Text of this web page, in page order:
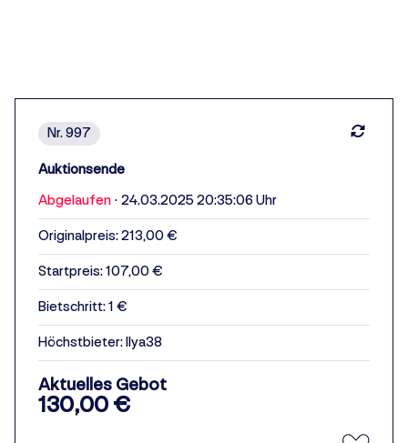
Nr. 997
Auktionsende
Abgelaufen · 24.03.2025 20:35:06 Uhr
Originalpreis: 213,00 €
Startpreis: 107,00 €
Bietschritt: 1 €
Höchstbieter:Ilya38
Aktuelles Gebot
130,00 €